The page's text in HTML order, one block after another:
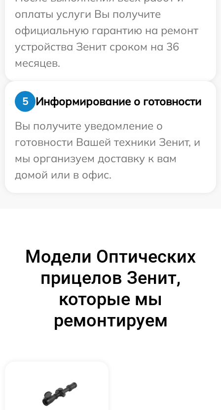
оплаты услуги Вы получите
официальную гарантию на ремонт
устройства Зенит сроком на 36
месяцев.
5
Информирование о готовности
Вы получите уведомление о
готовности Вашей техники Зенит, и
мы организуем доставку к вам
домой или в офис.
Модели Оптических
прицелов Зенит,
которые мы
ремонтируем